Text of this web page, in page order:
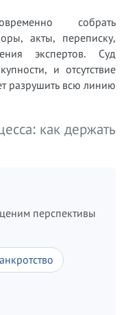
собрать
акты, переписку,
экспертов. Суд
и отсутствие
разрушить всю линию
как держать
перспективы